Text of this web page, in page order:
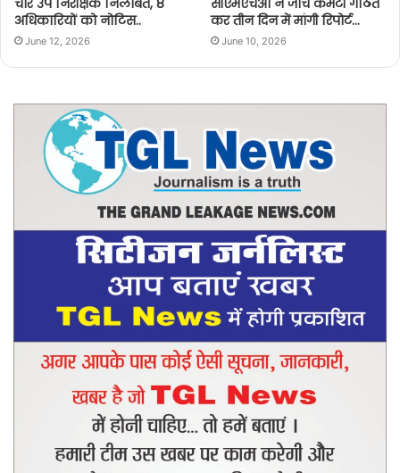
चार उप निरीक्षक निलंबित, 8
अधिकारियों को नोटिस..
June 12, 2026
सीएमएचओ ने जांच कमेटी गठित
कर तीन दिन में मांगी रिपोर्ट…
June 10, 2026